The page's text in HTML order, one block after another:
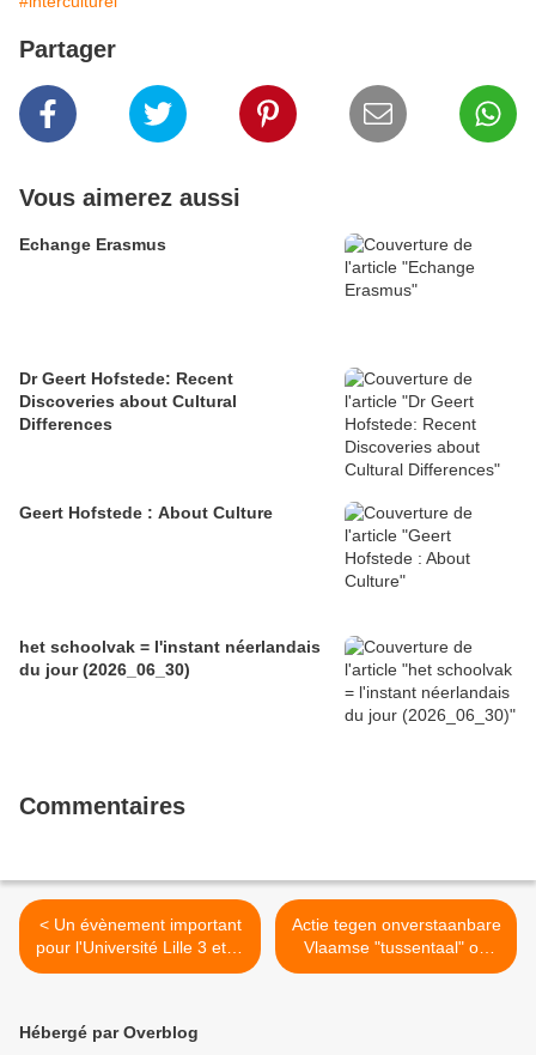
Partager
Vous aimerez aussi
Echange Erasmus
Dr Geert Hofstede: Recent
Discoveries about Cultural
Differences
Geert Hofstede : About Culture
het schoolvak = l'instant néerlandais
du jour (2026_06_30)
Commentaires
< Un évènement important
pour l'Université Lille 3 et la
culture néerlandophone, ce
Actie tegen onverstaanbare
Vlaamse "tussentaal" op
televisie >
Hébergé par Overblog